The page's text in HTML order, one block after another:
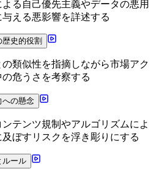
る自己優先主義やデータの悪用
える悪影響を詳述する
歴史的役割
類似性を指摘しながら市場アク
危うさを考察する
への懸念
テンツ規制やアルゴリズムによ
ぼすリスクを浮き彫りにする
ルール